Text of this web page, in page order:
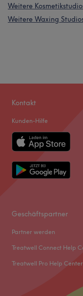
Weitere
Weitere Waxing
Kontakt
Kunden-Hilfe
Geschäftspartner
Partner werden
Treatwell Connect Help
Treatwell Pro Help Center